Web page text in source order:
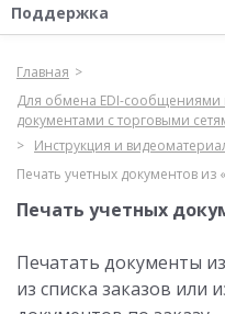
Поддержка
Главная
Для обмена EDI-
документами с торговыми
Инструкция и
Печать учетных документов из
Печать учетных
Печатать документы
из списка заказов или